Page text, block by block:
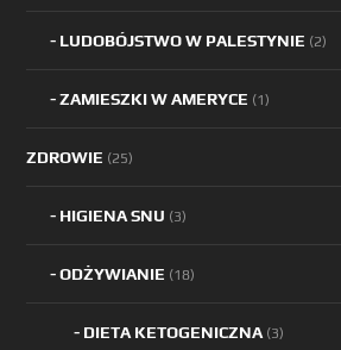
LUDOBÓJSTWO W PALESTYNIE (2)
ZAMIESZKI W AMERYCE (1)
ZDROWIE (25)
HIGIENA SNU (3)
ODŻYWIANIE (18)
DIETA KETOGENICZNA (3)